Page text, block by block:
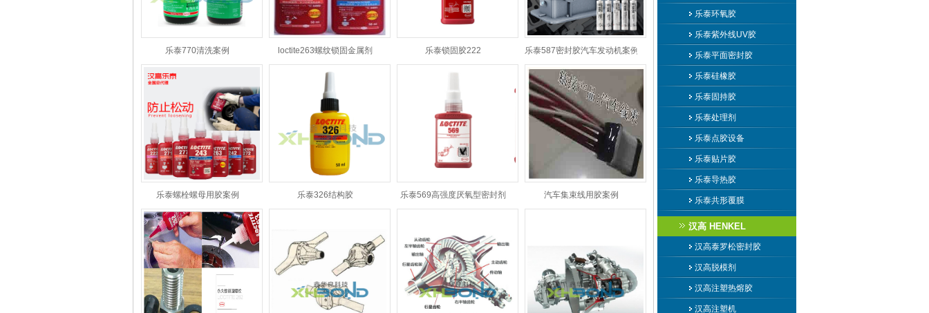
乐泰770清洗案例 loctite263螺纹锁固金属剂 乐泰锁固胶222 乐泰587密封胶汽车发动机案例
乐泰螺栓螺母用胶案例 乐泰326结构胶 乐泰569高强度厌氧型密封剂 汽车集束线用胶案例
乐泰环氧胶
乐泰紫外线UV胶
乐泰平面密封胶
乐泰硅橡胶
乐泰固持胶
乐泰处理剂
乐泰点胶设备
乐泰贴片胶
乐泰导热胶
乐泰共形覆膜
汉高 HENKEL
汉高泰罗松密封胶
汉高脱模剂
汉高注塑热熔胶
汉高注塑机